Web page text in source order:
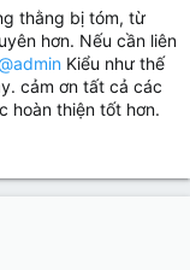
thằng bị tóm, từ
hơn. Nếu cần liên
Kiểu như thế
cảm ơn tất cả các
hoàn thiện tốt hơn.